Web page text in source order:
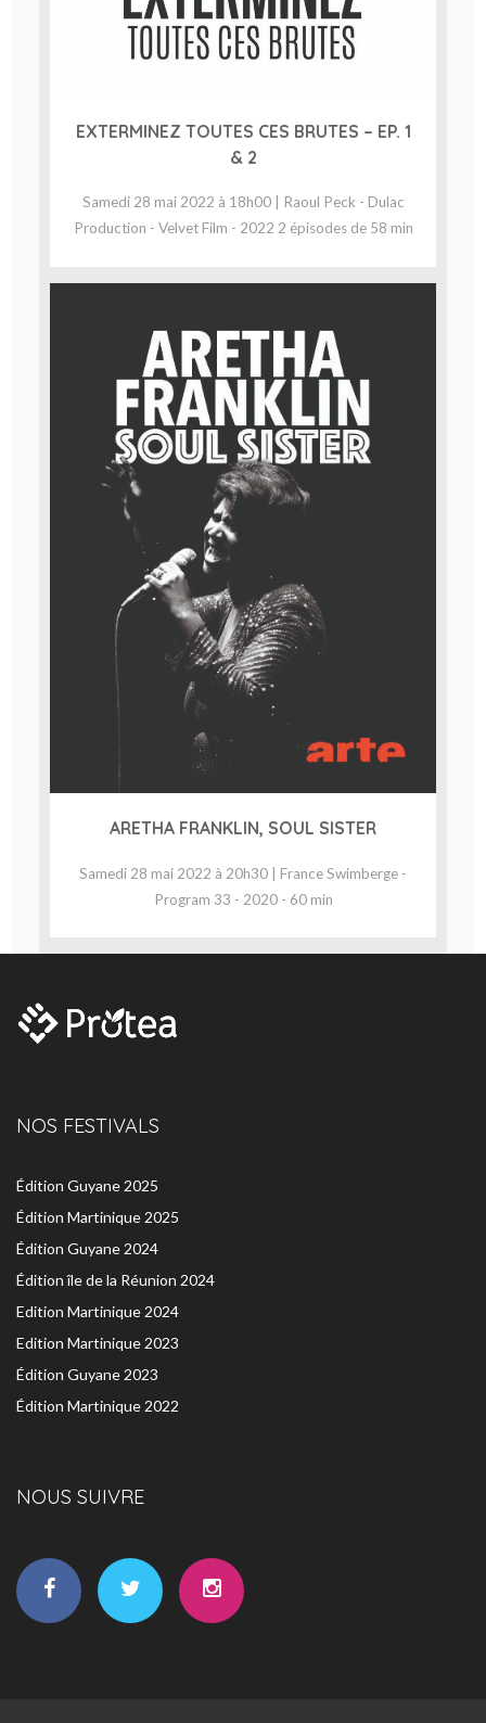
EXTERMINEZ TOUTES CES BRUTES – EP. 1
& 2
Samedi 28 mai 2022 à 18h00 | Raoul Peck - Dulac
Production - Velvet Film - 2022 2 épisodes de 58 min
ARETHA FRANKLIN, SOUL SISTER
Samedi 28 mai 2022 à 20h30 | France Swimberge -
Program 33 - 2020 - 60 min
NOS FESTIVALS
Édition Guyane 2025
Édition Martinique 2025
Édition Guyane 2024
Édition île de la Réunion 2024
Edition Martinique 2024
Edition Martinique 2023
Édition Guyane 2023
Édition Martinique 2022
NOUS SUIVRE